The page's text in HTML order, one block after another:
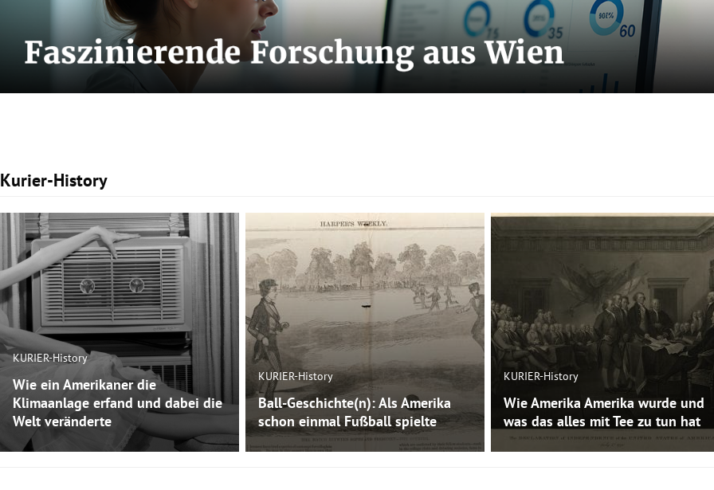
Kurier-History
Slide 1 von 3
KURIER-History
Wie ein Amerikaner die
Klimaanlage erfand und dabei die
Welt veränderte
KURIER-History
Ball-Geschichte(n): Als Amerika
schon einmal Fußball spielte
KURIER-History
Wie Amerika Amerika wurde und
was das alles mit Tee zu tun hat